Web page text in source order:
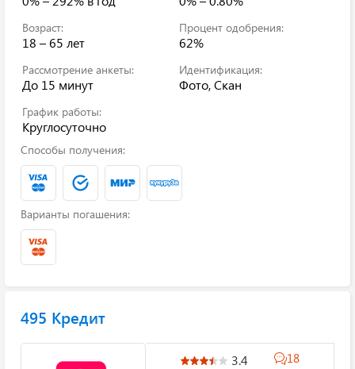
Возраст:
18 – 65 лет
Процент одобрения:
62%
Рассмотрение анкеты:
До 15 минут
Идентификация:
Фото, Скан
График работы:
Круглосуточно
Способы получения:
Варианты погашения:
495 Кредит
3.4 18